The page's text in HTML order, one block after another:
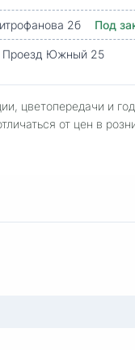
2б
Под
Проезд Южный 25
цветопередачи и
от цен в